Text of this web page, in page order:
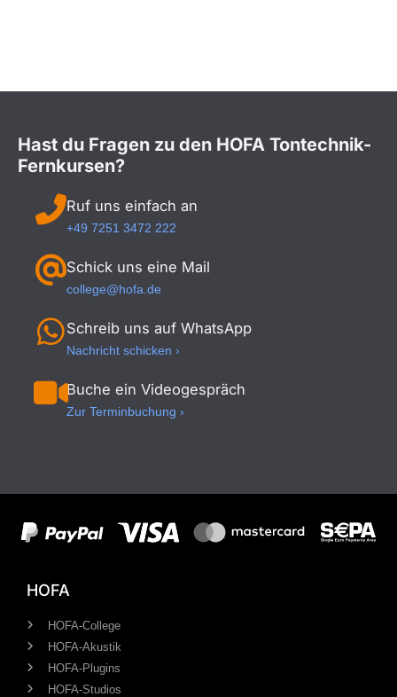
Hast du Fragen zu den HOFA Tontechnik-
Fernkursen?
Ruf uns einfach an
+49 7251 3472 222
Schick uns eine Mail
college@hofa.de
Schreib uns auf WhatsApp
Nachricht schicken ›
Buche ein Videogespräch
Zur Terminbuchung ›
HOFA
HOFA-College
HOFA-Akustik
HOFA-Plugins
HOFA-Studios